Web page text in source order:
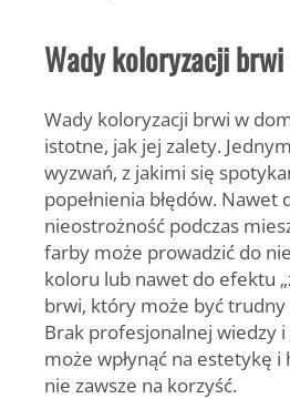
Wady koloryzacji
Wady koloryzacji brwi w
istotne, jak jej zalety.
wyzwań, z jakimi się
popełnienia błędów. Nawet
nieostrożność podczas
farby może prowadzić do
koloru lub nawet do efektu
brwi, który może być
Brak profesjonalnej wiedzy
może wpłynąć na estetykę
nie zawsze na korzyść.